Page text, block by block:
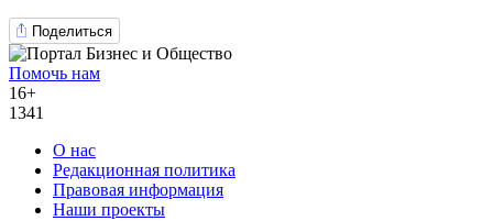
Поделиться
Помочь нам
16+
1341
О нас
Редакционная политика
Правовая информация
Наши проекты